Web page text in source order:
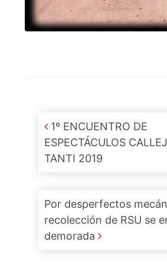
Post navigation
1º ENCUENTRO DE
ESPECTÁCULOS
TANTI 2019
Por desperfectos
recolección de RSU se
demorada